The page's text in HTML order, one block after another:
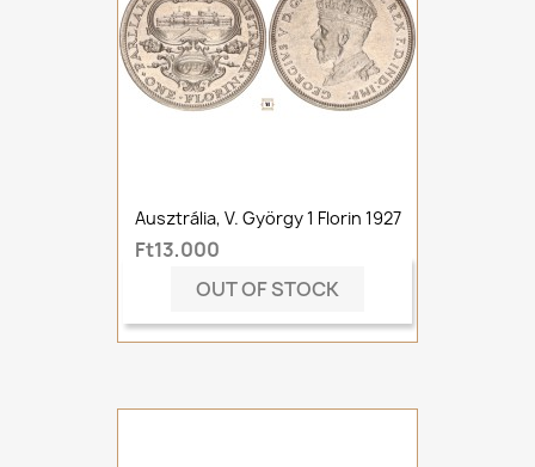
Ausztrália, V. György 1 Florin 1927
Ft13,000
OUT OF STOCK